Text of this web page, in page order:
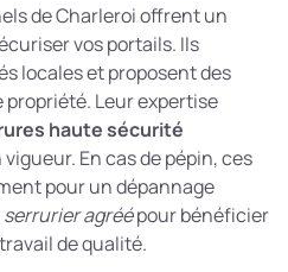
de Charleroi offrent un
vos portails. Ils
locales et proposent des
Leur expertise
haute sécurité
En cas de pépin, ces
pour un dépannage
serrurier agréépour bénéficier
de qualité.